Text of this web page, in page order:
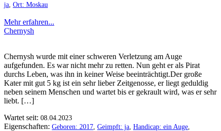
ja Ort: Moskau
Mehr erfahren...
Chernysh
Chernysh wurde mit einer schweren Verletzung am Auge
aufgefunden. Es war nicht mehr zu retten. Nun geht er als Pirat
durchs Leben, was ihn in keiner Weise beeinträchtigt.Der große
Kater mit gut 5 kg ist ein sehr lieber Zeitgenosse, er liegt geduldig
neben seinem Menschen und wartet bis er gekrault wird, was er sehr
liebt. […]
Wartet seit: 08.04.2023
Eigenschaften: Geboren: 2017 Geimpft: ja Handicap: ein Auge